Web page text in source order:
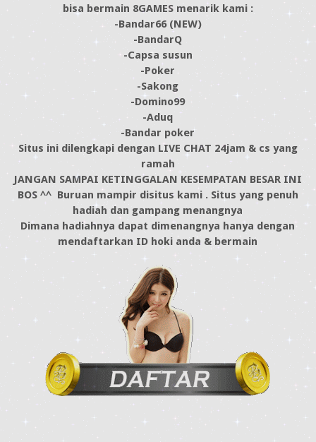
bisa bermain 8GAMES menarik kami :
-Bandar66 (NEW)
-BandarQ
-Capsa susun
-Poker
-Sakong
-Domino99
-Aduq
-Bandar poker
Situs ini dilengkapi dengan LIVE CHAT 24jam & cs yang
ramah
JANGAN SAMPAI KETINGGALAN KESEMPATAN BESAR INI
BOS ^^ Buruan mampir disitus kami . Situs yang penuh
hadiah dan gampang menangnya
Dimana hadiahnya dapat dimenangnya hanya dengan
mendaftarkan ID hoki anda & bermain